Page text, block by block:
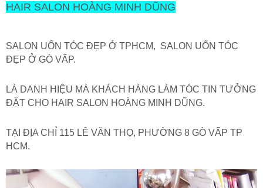
HAIR SALON HOÀNG MINH DŨNG
SALON UỐN TÓC ĐẸP Ở TPHCM, SALON UỐN TÓC
ĐẸP Ở GÒ VẤP.
LÀ DANH HIỆU MÀ KHÁCH HÀNG LÀM TÓC TIN TƯỞNG
ĐẶT CHO HAIR SALON HOÀNG MINH DŨNG.
TẠI ĐỊA CHỈ 115 LÊ VĂN THỌ, PHƯỜNG 8 GÒ VẤP TP
HCM.